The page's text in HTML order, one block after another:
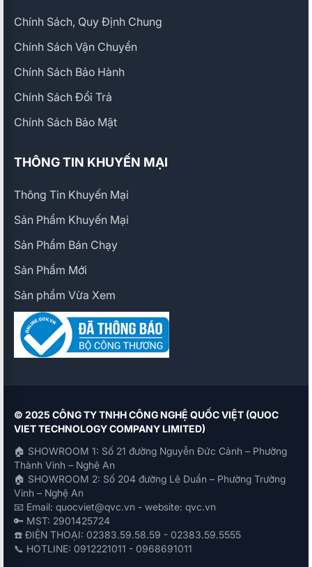
Chính Sách, Quy Định Chung
Chính Sách Vận Chuyển
Chính Sách Bảo Hành
Chính Sách Đổi Trả
Chính Sách Bảo Mật
THÔNG TIN KHUYẾN MẠI
Thông Tin Khuyến Mại
Sản Phẩm Khuyến Mại
Sản Phẩm Bán Chạy
Sản Phẩm Mới
Sản phẩm Vừa Xem
© 2025 CÔNG TY TNHH CÔNG NGHỆ QUỐC VIỆT (QUOC
VIET TECHNOLOGY COMPANY LIMITED)
🏠 SHOWROOM 1: Số 21 đường Nguyễn Đức Cảnh – Phường
Thành Vinh – Nghệ An
🏠 SHOWROOM 2: Số 204 đường Lê Duẩn – Phường Trường
Vinh – Nghệ An
📧 Email: quocviet@qvc.vn - website: qvc.vn
🔑 MST: 2901425724
☎️ ĐIỆN THOẠI: 02383.59.58.59 - 02383.59.5555
📞 HOTLINE: 0912221011 - 0968691011